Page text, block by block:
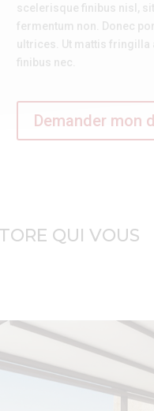
scelerisque finibus nisl,
fermentum non. Donec
ultrices. Ut mattis fringilla
finibus nec.
Demander mon
QUI VOUS